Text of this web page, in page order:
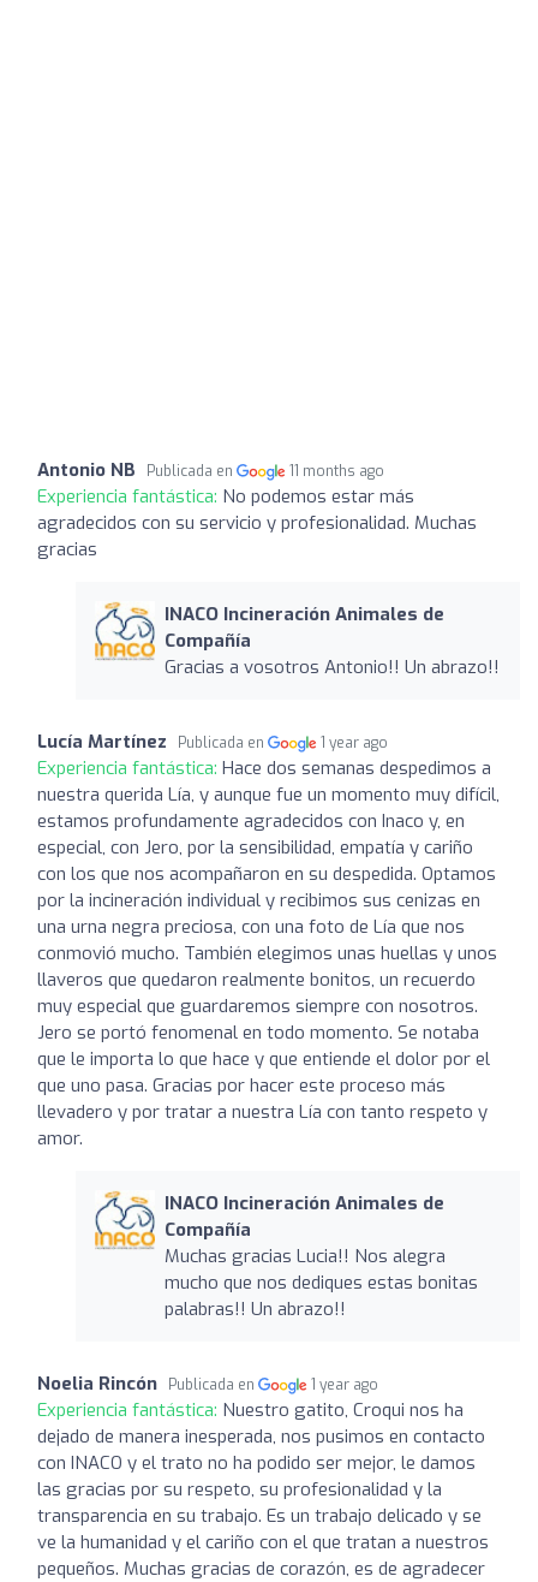
Antonio NB Publicada en 11 months ago
Experiencia fantástica: No podemos estar más
agradecidos con su servicio y profesionalidad. Muchas
gracias
INACO Incineración Animales de
Compañía
Gracias a vosotros Antonio!! Un abrazo!!
Lucía Martínez Publicada en 1 year ago
Experiencia fantástica: Hace dos semanas despedimos a
nuestra querida Lía, y aunque fue un momento muy difícil,
estamos profundamente agradecidos con Inaco y, en
especial, con Jero, por la sensibilidad, empatía y cariño
con los que nos acompañaron en su despedida. Optamos
por la incineración individual y recibimos sus cenizas en
una urna negra preciosa, con una foto de Lía que nos
conmovió mucho. También elegimos unas huellas y unos
llaveros que quedaron realmente bonitos, un recuerdo
muy especial que guardaremos siempre con nosotros.
Jero se portó fenomenal en todo momento. Se notaba
que le importa lo que hace y que entiende el dolor por el
que uno pasa. Gracias por hacer este proceso más
llevadero y por tratar a nuestra Lía con tanto respeto y
amor.
INACO Incineración Animales de
Compañía
Muchas gracias Lucia!! Nos alegra
mucho que nos dediques estas bonitas
palabras!! Un abrazo!!
Noelia Rincón Publicada en 1 year ago
Experiencia fantástica: Nuestro gatito, Croqui nos ha
dejado de manera inesperada, nos pusimos en contacto
con INACO y el trato no ha podido ser mejor, le damos
las gracias por su respeto, su profesionalidad y la
transparencia en su trabajo. Es un trabajo delicado y se
ve la humanidad y el cariño con el que tratan a nuestros
pequeños. Muchas gracias de corazón, es de agradecer